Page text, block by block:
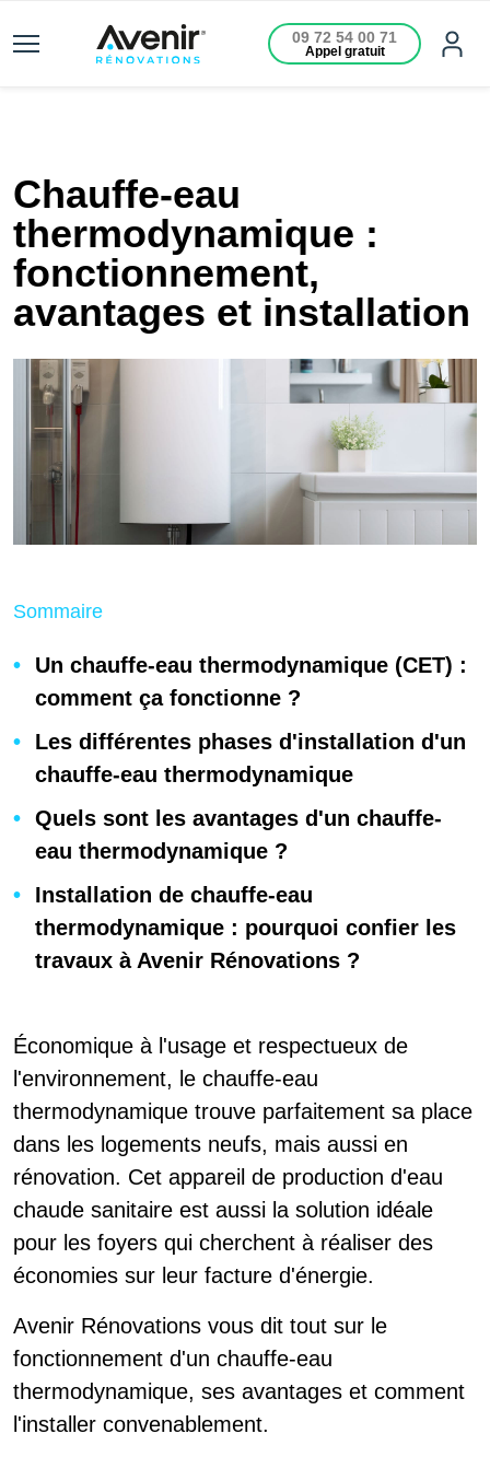
09 72 54 00 71
Appel gratuit
Chauffe-eau
thermodynamique :
fonctionnement,
avantages et installation
Sommaire
Un chauffe-eau thermodynamique (CET) :
comment ça fonctionne ?
Les différentes phases d'installation d'un
chauffe-eau thermodynamique
Quels sont les avantages d'un chauffe-
eau thermodynamique ?
Installation de chauffe-eau
thermodynamique : pourquoi confier les
travaux à Avenir Rénovations ?
Économique à l'usage et respectueux de
l'environnement, le chauffe-eau
thermodynamique trouve parfaitement sa place
dans les logements neufs, mais aussi en
rénovation. Cet appareil de production d'eau
chaude sanitaire est aussi la solution idéale
pour les foyers qui cherchent à réaliser des
économies sur leur facture d'énergie.
Avenir Rénovations vous dit tout sur le
fonctionnement d'un chauffe-eau
thermodynamique, ses avantages et comment
l'installer convenablement.